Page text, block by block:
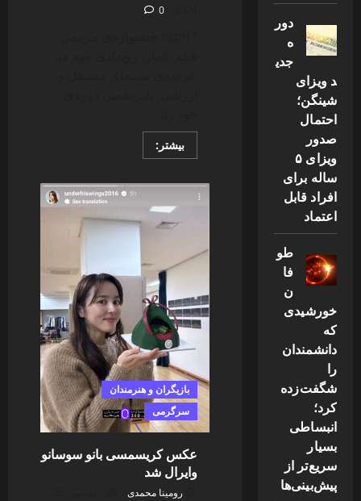
0
بیشتر:Read
more
پانزدهمین
دوره
جشنواره
مردمی
فیلم
عمار
بازیگران و هنرمندان
سرگرمی
عکس کریسمسی بانو سوسانو
وایرال شد
رومینا محمدی
دور
ه
جدی
د ویزای
شینگن؛
احتمال
صدور
ویزای ۵
ساله برای
افراد قابل
اعتماد
طو
فا
ن
خورشیدی
که
دانشمندان
را
شگفت‌زده
کرد؛
انبساطی
بسیار
سریع‌تر از
پیش‌بینی‌ها